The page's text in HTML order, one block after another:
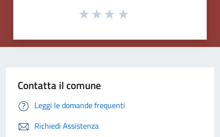
Contatta il comune
Leggi le domande frequenti
Richiedi Assistenza